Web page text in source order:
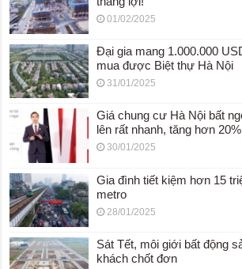
01/02/2025
Đại gia mang 1.000.000
mua được Biệt thự Hà Nội
31/01/2025
Giá chung cư Hà Nội bất
lên rất nhanh, tăng hơn
30/01/2025
Gia đình tiết kiệm hơn 15
metro
28/01/2025
Sát Tết, môi giới bất động
khách chốt đơn